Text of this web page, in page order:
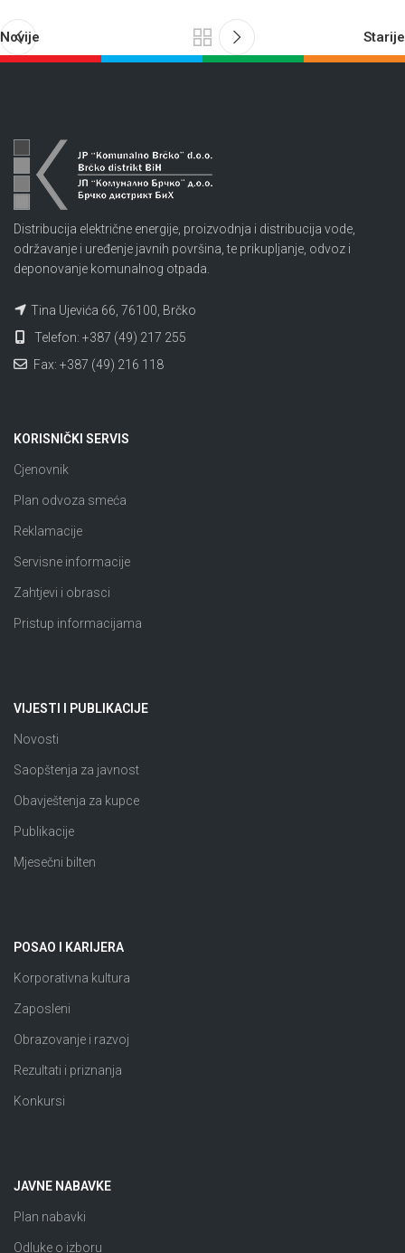
Novije Starije
Distribucija električne energije, proizvodnja i distribucija vode,
održavanje i uređenje javnih površina, te prikupljanje, odvoz i
deponovanje komunalnog otpada.
Tina Ujevića 66, 76100, Brčko
Telefon: +387 (49) 217 255
Fax: +387 (49) 216 118
KORISNIČKI SERVIS
Cjenovnik
Plan odvoza smeća
Reklamacije
Servisne informacije
Zahtjevi i obrasci
Pristup informacijama
VIJESTI I PUBLIKACIJE
Novosti
Saopštenja za javnost
Obavještenja za kupce
Publikacije
Mjesečni bilten
POSAO I KARIJERA
Korporativna kultura
Zaposleni
Obrazovanje i razvoj
Rezultati i priznanja
Konkursi
JAVNE NABAVKE
Plan nabavki
Odluke o izboru